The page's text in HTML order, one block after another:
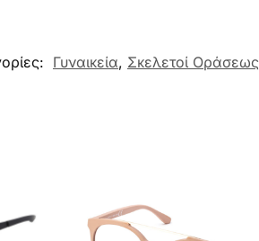
Γυναικεία, Σκελετοί Οράσεως